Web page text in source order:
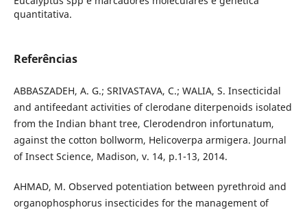
quantitativa.
Referências
ABBASZADEH, A. G.; SRIVASTAVA, C.; WALIA, S. Insecticidal
and antifeedant activities of clerodane diterpenoids isolated
from the Indian bhant tree, Clerodendron infortunatum,
against the cotton bollworm, Helicoverpa armigera. Journal
of Insect Science, Madison, v. 14, p.1-13, 2014.
AHMAD, M. Observed potentiation between pyrethroid and
organophosphorus insecticides for the management of